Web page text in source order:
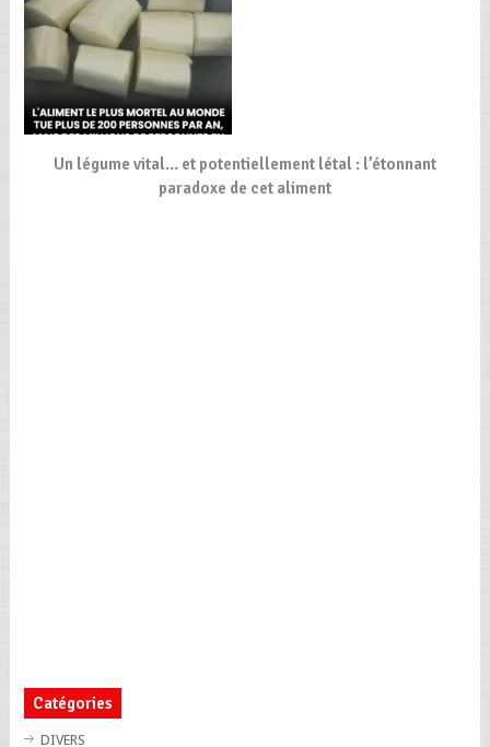
Un légume vital… et potentiellement létal : l’étonnant
paradoxe de cet aliment
Catégories
DIVERS